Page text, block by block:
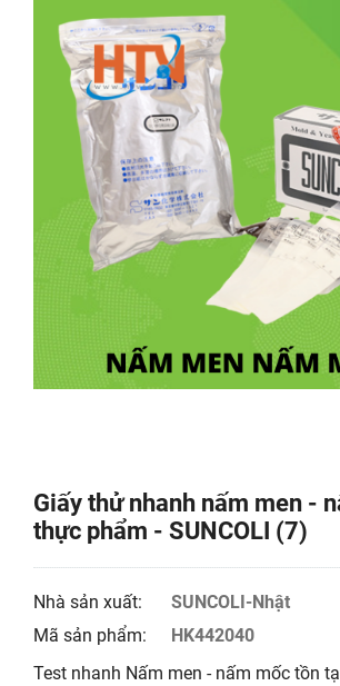
Giấy thử nhanh nấm men -
thực phẩm - SUNCOLI (7)
Nhà sản xuất:
SUNCOLI-Nhật
Mã sản phẩm:
HK442040
Test nhanh Nấm men - nấm mốc tồn